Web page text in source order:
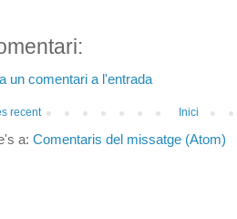
un comentari a l'entrada
recent Inici
a: Comentaris del missatge (Atom)